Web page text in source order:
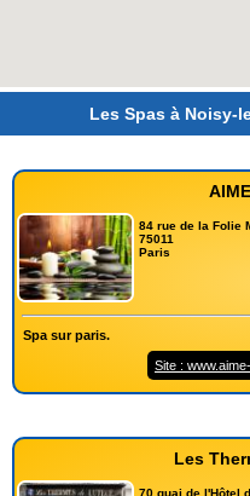
Les Spas à Noisy-
84 rue de la Folie
75011
Paris
Spa sur paris.
Site :
Les
70 quai de l'Hôtel